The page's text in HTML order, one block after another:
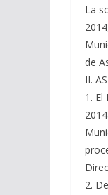
La
de
II.
1.
2.